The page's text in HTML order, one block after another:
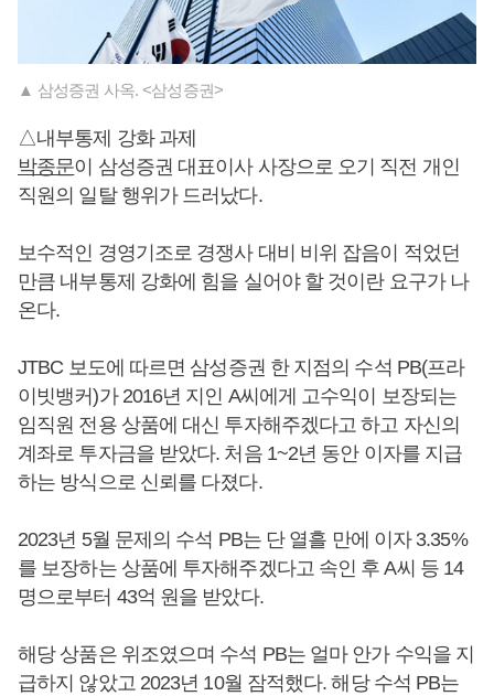
▲ 삼성증권 사옥. <삼성증권>
△내부통제 강화 과제
박종문이 삼성증권 대표이사 사장으로 오기 직전 개인
직원의 일탈 행위가 드러났다.
보수적인 경영기조로 경쟁사 대비 비위 잡음이 적었던
만큼 내부통제 강화에 힘을 실어야 할 것이란 요구가 나
온다.
JTBC 보도에 따르면 삼성증권 한 지점의 수석 PB(프라
이빗뱅커)가 2016년 지인 A씨에게 고수익이 보장되는
임직원 전용 상품에 대신 투자해주겠다고 하고 자신의
계좌로 투자금을 받았다. 처음 1~2년 동안 이자를 지급
하는 방식으로 신뢰를 다졌다.
2023년 5월 문제의 수석 PB는 단 열흘 만에 이자 3.35%
를 보장하는 상품에 투자해주겠다고 속인 후 A씨 등 14
명으로부터 43억 원을 받았다.
해당 상품은 위조였으며 수석 PB는 얼마 안가 수익을 지
급하지 않았고 2023년 10월 잠적했다. 해당 수석 PB는